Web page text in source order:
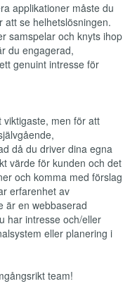
applikationer måste du
att se helhetslösningen.
samspelar och knyts ihop
du engagerad,
genuint intresse för
men för att
då du driver dina egna
värde för kunden och det
och komma med förslag
erfarenhet av
är en webbaserad
har intresse och/eller
eller planering i
team!